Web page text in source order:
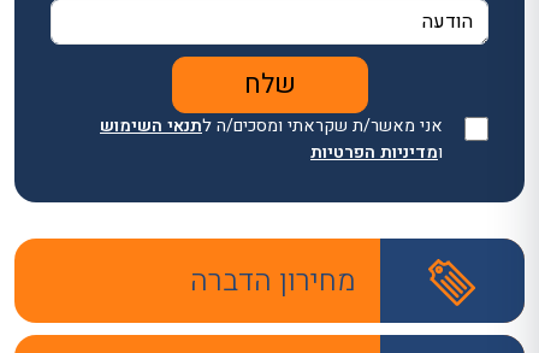
אני מאשר/ת שקראתי ומסכים/ה לתנאי השימוש
ומדיניות הפרטיות
מחירון הדברה